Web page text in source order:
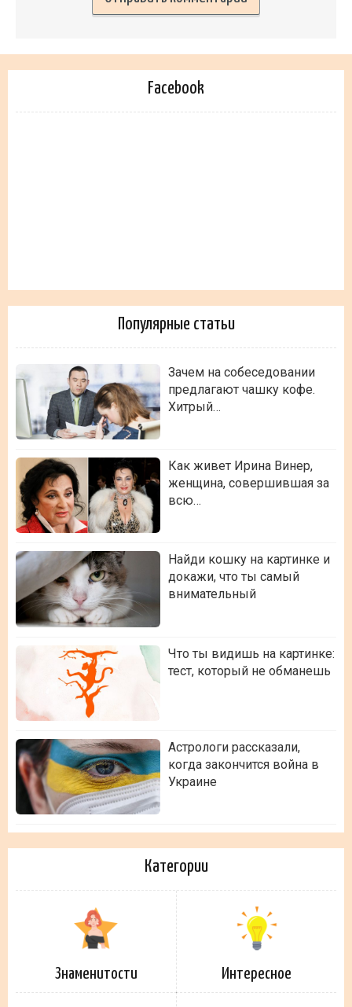
Facebook
Популярные статьи
Зачем на собеседовании
предлагают чашку кофе.
Хитрый…
Как живет Ирина Винер,
женщина, совершившая за
всю…
Найди кошку на картинке и
докажи, что ты самый
внимательный
Что ты видишь на картинке:
тест, который не обманешь
Астрологи рассказали,
когда закончится война в
Украине
Категории
Знаменитости Интересное